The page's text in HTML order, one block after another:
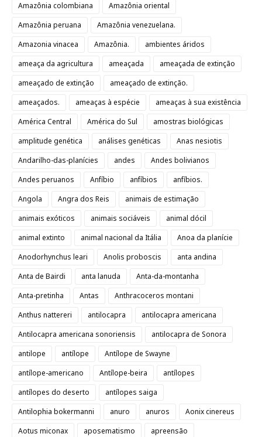
Amazônia colombiana
Amazônia oriental
Amazônia peruana
Amazônia venezuelana.
Amazonia vinacea
Amazônia.
ambientes áridos
ameaça da agricultura
ameaçada
ameaçada de extinção
ameaçado de extinção
ameaçado de extinção.
ameaçados.
ameaças à espécie
ameaças à sua existência
América Central
América do Sul
amostras biológicas
amplitude genética
análises genéticas
Anas nesiotis
Andarilho-das-planícies
andes
Andes bolivianos
Andes peruanos
Anfíbio anfíbios
anfíbios.
Angola
Angra dos Reis
animais de estimação
animais exóticos
animais sociáveis
animal dócil
animal extinto
animal nacional da Itália
Anoa da planície
Anodorhynchus leari
Anolis proboscis
anta andina
Anta de Bairdi
anta lanuda
Anta-da-montanha
Anta-pretinha
Antas
Anthracoceros montani
Anthus nattereri
antilocapra
antilocapra americana
Antilocapra americana sonoriensis
antilocapra de Sonora
antilope
antílope
Antílope de Swayne
antílope-americano
Antílope-beira
antílopes
antílopes do deserto
antílopes saiga
Antilophia bokermanni
anuro anuros
Aonix cinereus
Aotus miconax
aposematismo
apreensão